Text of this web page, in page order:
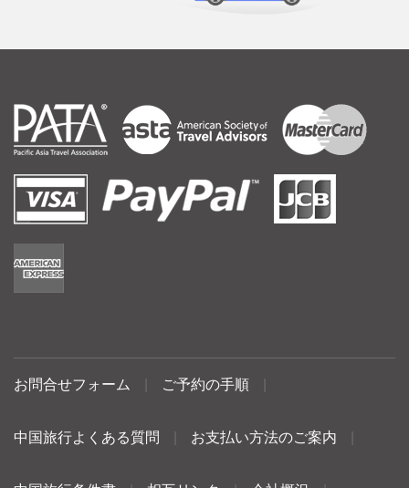
お問合せフォーム ご予約の手順
中国旅行よくある質問 お支払い方法のご案内